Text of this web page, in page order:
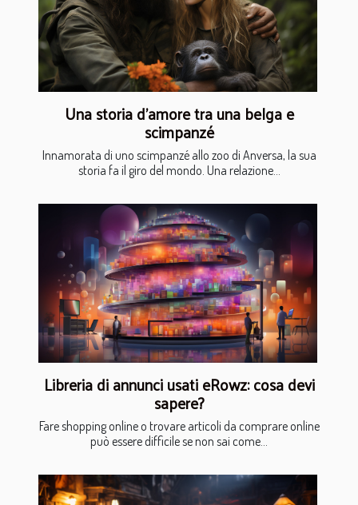
Una storia d’amore tra una belga e
scimpanzé
Innamorata di uno scimpanzé allo zoo di Anversa, la sua
storia fa il giro del mondo. Una relazione...
Libreria di annunci usati eRowz: cosa devi
sapere?
Fare shopping online o trovare articoli da comprare online
può essere difficile se non sai come...